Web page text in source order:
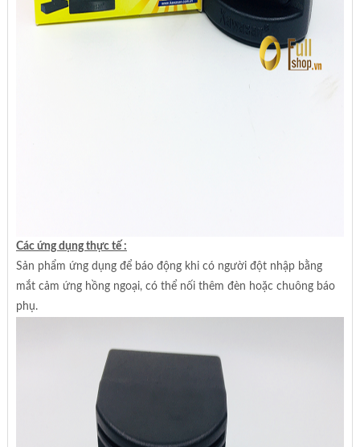
Các ứng dụng thực tế :
Sản phẩm ứng dụng để báo động khi có người đột nhập bằng
mắt cảm ứng hồng ngoại, có thể nối thêm đèn hoặc chuông báo
phụ.